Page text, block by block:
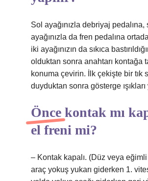
Sol ayağınızla debriyaj pedalına,
ayağınızla da fren pedalına
iki ayağınızın da sıkıca
olduktan sonra anahtarı kontağa
konuma çevirin. İlk çekişte bir tık
duyduktan sonra gösterge ışıkları
Önce kontak mı
el freni mi?
– Kontak kapalı. (Düz veya
araç yokuş yukarı giderken 1.